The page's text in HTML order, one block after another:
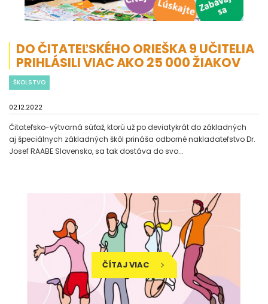
DO ČITATEĽSKÉHO ORIEŠKA 9 UČITELIA
PRIHLÁSILI VIAC AKO 25 000 ŽIAKOV
ŠKOLSTVO
02.12.2022
Čitateľsko-výtvarná súťaž, ktorú už po deviatykrát do základných
aj špeciálnych základných škôl prináša odborné nakladateľstvo Dr.
Josef RAABE Slovensko, sa tak dostáva do svo...
ČÍTAJ VIAC